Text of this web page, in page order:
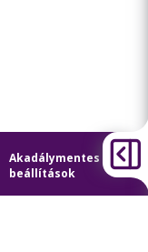
Akadálymentes
beállítások